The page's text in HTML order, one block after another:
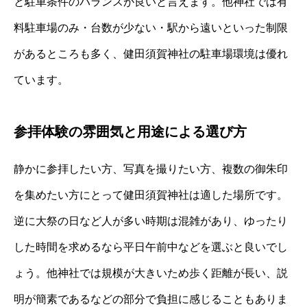
料駐車場のみ・台数が少ない・駅から遠いといった制限
があるところも多く、健田須賀神社の駐車場環境は優れ
ています。
参拝体験の雰囲気と用途による選び方
静かに参拝したい方、写真を撮りたい方、複数の御朱印
を集めたい方にとって健田須賀神社は適した場所です。
逆に大祭の日など人が多い時期は混雑があり、ゆったり
した時間を求めるなら平日午前中などを選ぶと良いでし
ょう。他神社では規模が大きいため歩く距離が長い、説
明が簡素であるなどの部分で負担に感じることもありま